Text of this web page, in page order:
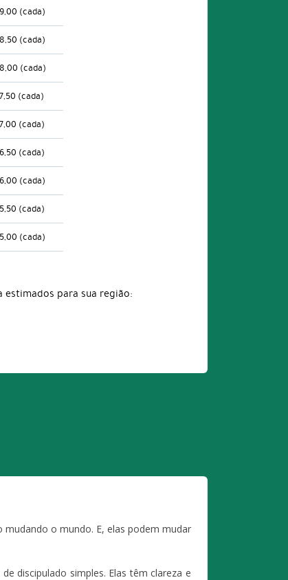
(cada)
(cada)
(cada)
(cada)
(cada)
(cada)
(cada)
(cada)
(cada)
para sua região:
mudando o mundo. E, elas podem mudar
discipulado simples. Elas têm clareza e